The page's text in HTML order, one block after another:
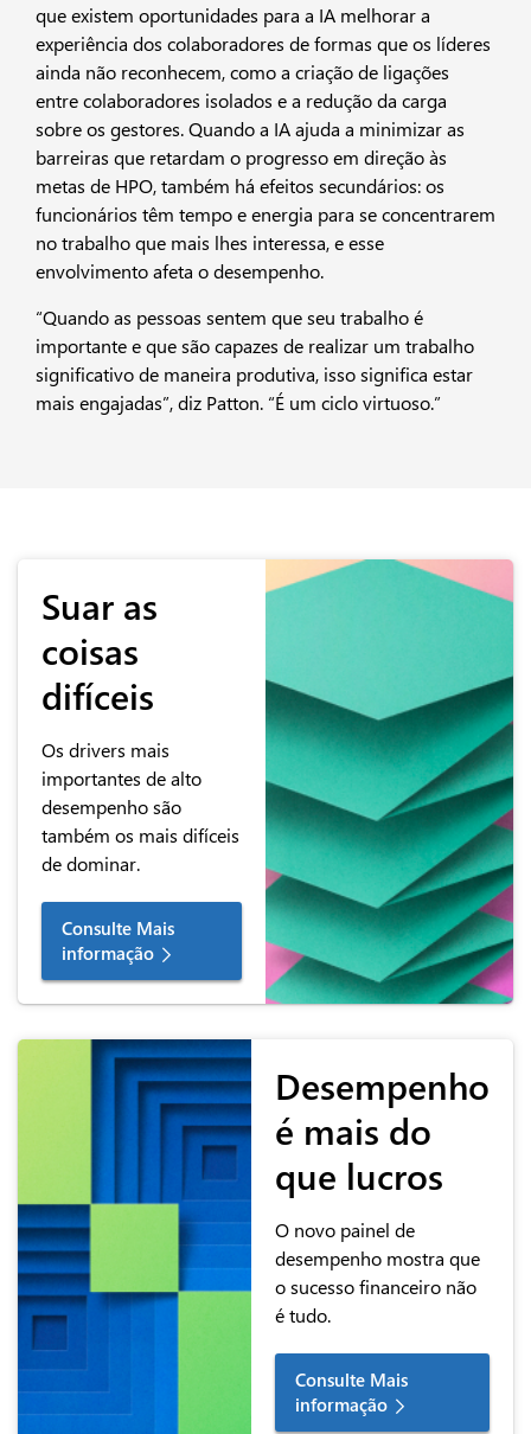
que existem oportunidades para a IA melhorar a
experiência dos colaboradores de formas que os líderes
ainda não reconhecem, como a criação de ligações
entre colaboradores isolados e a redução da carga
sobre os gestores. Quando a IA ajuda a minimizar as
barreiras que retardam o progresso em direção às
metas de HPO, também há efeitos secundários: os
funcionários têm tempo e energia para se concentrarem
no trabalho que mais lhes interessa, e esse
envolvimento afeta o desempenho.
“Quando as pessoas sentem que seu trabalho é
importante e que são capazes de realizar um trabalho
significativo de maneira produtiva, isso significa estar
mais engajadas”, diz Patton. “É um ciclo virtuoso.”
Suar as
coisas
difíceis
Os drivers mais
importantes de alto
desempenho são
também os mais difíceis
de dominar.
Consulte Mais
informação
Desempenho
é mais do
que lucros
O novo painel de
desempenho mostra que
o sucesso financeiro não
é tudo.
Consulte Mais
informação